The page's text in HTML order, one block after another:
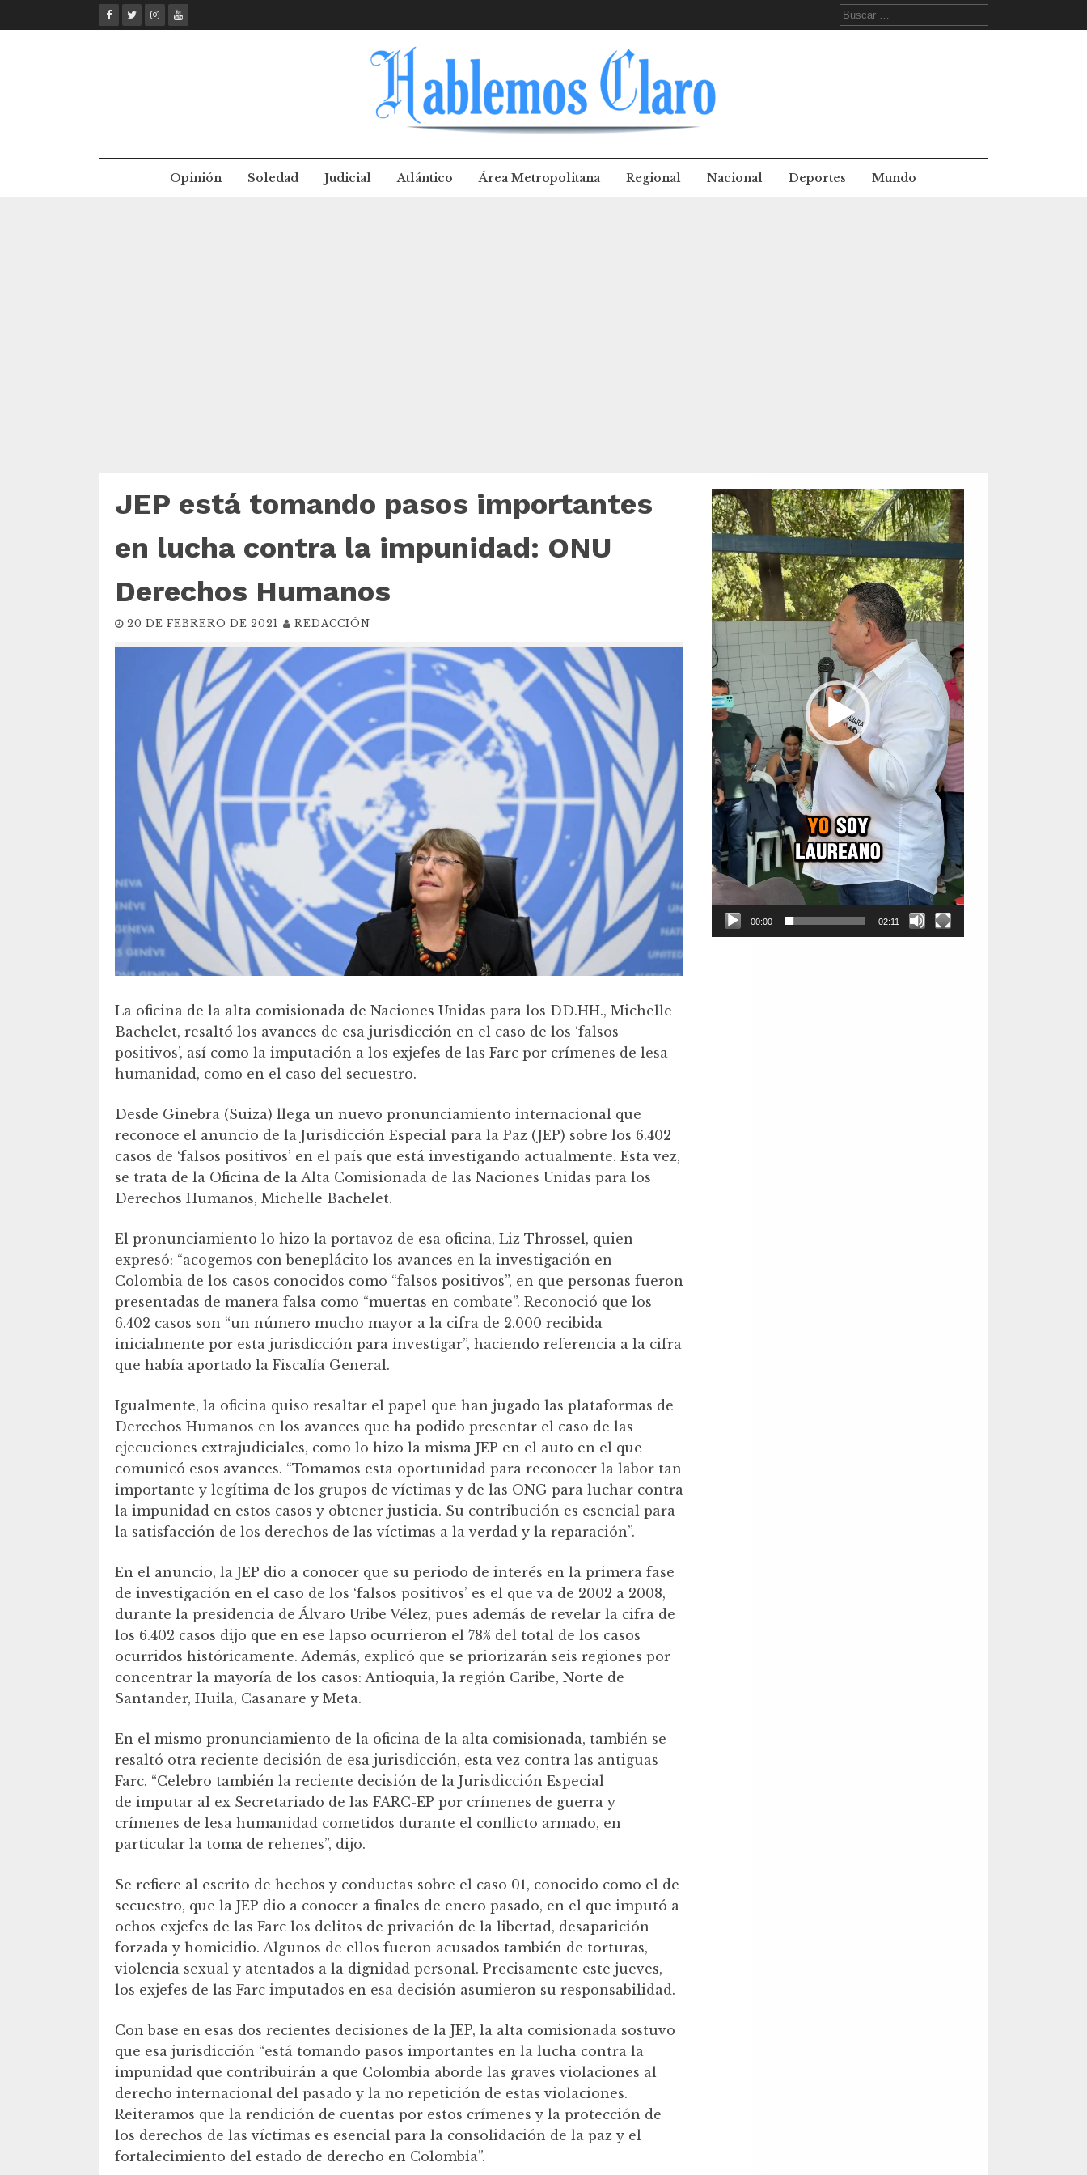
to
Buscar:
Opinión Soledad Judicial Atlántico Área Metropolitana Regional Nacional Deportes Mundo
JEP está tomando pasos importantes
en lucha contra la impunidad: ONU
Derechos Humanos
20 DE FEBRERO DE 2021 REDACCIÓN
La oficina de la alta comisionada de Naciones Unidas para los DD.HH., Michelle
Bachelet, resaltó los avances de esa jurisdicción en el caso de los ‘falsos
positivos’, así como la imputación a los exjefes de las Farc por crímenes de lesa
humanidad, como en el caso del secuestro.
Desde Ginebra (Suiza) llega un nuevo pronunciamiento internacional que
reconoce el anuncio de la Jurisdicción Especial para la Paz (JEP) sobre los 6.402
casos de ‘falsos positivos’ en el país que está investigando actualmente. Esta vez,
se trata de la Oficina de la Alta Comisionada de las Naciones Unidas para los
Derechos Humanos, Michelle Bachelet.
El pronunciamiento lo hizo la portavoz de esa oficina, Liz Throssel, quien
expresó: “acogemos con beneplácito los avances en la investigación en
Colombia de los casos conocidos como “falsos positivos”, en que personas fueron
presentadas de manera falsa como “muertas en combate”. Reconoció que los
6.402 casos son “un número mucho mayor a la cifra de 2.000 recibida
inicialmente por esta jurisdicción para investigar”, haciendo referencia a la cifra
que había aportado la Fiscalía General.
Igualmente, la oficina quiso resaltar el papel que han jugado las plataformas de
Derechos Humanos en los avances que ha podido presentar el caso de las
ejecuciones extrajudiciales, como lo hizo la misma JEP en el auto en el que
comunicó esos avances. “Tomamos esta oportunidad para reconocer la labor tan
importante y legítima de los grupos de víctimas y de las ONG para luchar contra
la impunidad en estos casos y obtener justicia. Su contribución es esencial para
la satisfacción de los derechos de las víctimas a la verdad y la reparación”.
En el anuncio, la JEP dio a conocer que su periodo de interés en la primera fase
de investigación en el caso de los ‘falsos positivos’ es el que va de 2002 a 2008,
durante la presidencia de Álvaro Uribe Vélez, pues además de revelar la cifra de
los 6.402 casos dijo que en ese lapso ocurrieron el 78% del total de los casos
ocurridos históricamente. Además, explicó que se priorizarán seis regiones por
concentrar la mayoría de los casos: Antioquia, la región Caribe, Norte de
Santander, Huila, Casanare y Meta.
En el mismo pronunciamiento de la oficina de la alta comisionada, también se
resaltó otra reciente decisión de esa jurisdicción, esta vez contra las antiguas
Farc. “Celebro también la reciente decisión de la Jurisdicción Especial
de imputar al ex Secretariado de las FARC-EP por crímenes de guerra y
crímenes de lesa humanidad cometidos durante el conflicto armado, en
particular la toma de rehenes”, dijo.
Se refiere al escrito de hechos y conductas sobre el caso 01, conocido como el de
secuestro, que la JEP dio a conocer a finales de enero pasado, en el que imputó a
ochos exjefes de las Farc los delitos de privación de la libertad, desaparición
forzada y homicidio. Algunos de ellos fueron acusados también de torturas,
violencia sexual y atentados a la dignidad personal. Precisamente este jueves,
los exjefes de las Farc imputados en esa decisión asumieron su responsabilidad.
Con base en esas dos recientes decisiones de la JEP, la alta comisionada sostuvo
que esa jurisdicción “está tomando pasos importantes en la lucha contra la
impunidad que contribuirán a que Colombia aborde las graves violaciones al
derecho internacional del pasado y la no repetición de estas violaciones.
Reiteramos que la rendición de cuentas por estos crímenes y la protección de
los derechos de las víctimas es esencial para la consolidación de la paz y el
fortalecimiento del estado de derecho en Colombia”.
Reproductor
de
vídeo
00:00 02:11